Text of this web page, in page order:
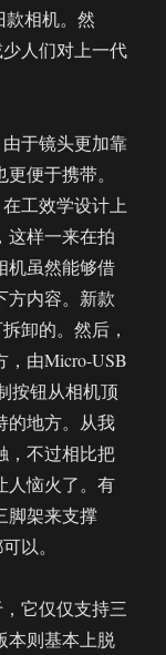
款相机。然
人们对上一代
于镜头更加靠
便于携带。
工效学设计上
这样一来在拍
机虽然能够借
方内容。新款
卸的。然后，
，由Micro-USB
按钮从相机顶
的地方。从我
，不过相比把
人恼火了。有
脚架来支撑
以。
它仅仅支持三
本则基本上脱